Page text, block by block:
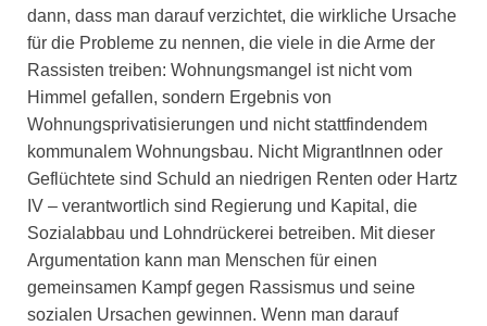
dann, dass man darauf verzichtet, die wirkliche Ursache
für die Probleme zu nennen, die viele in die Arme der
Rassisten treiben: Wohnungsmangel ist nicht vom
Himmel gefallen, sondern Ergebnis von
Wohnungsprivatisierungen und nicht stattfindendem
kommunalem Wohnungsbau. Nicht MigrantInnen oder
Geflüchtete sind Schuld an niedrigen Renten oder Hartz
IV – verantwortlich sind Regierung und Kapital, die
Sozialabbau und Lohndrückerei betreiben. Mit dieser
Argumentation kann man Menschen für einen
gemeinsamen Kampf gegen Rassismus und seine
sozialen Ursachen gewinnen. Wenn man darauf